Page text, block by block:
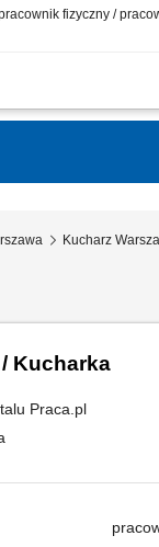
fizyczny /
stanowiska
Kucharz
Kucharka
Praca.pl